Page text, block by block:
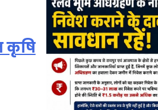
कृषि